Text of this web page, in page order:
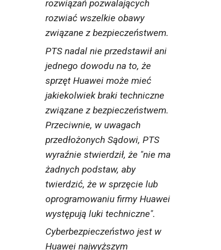
rozwiązań pozwalających
rozwiać wszelkie obawy
związane z bezpieczeństwem.
PTS nadal nie przedstawił ani
jednego dowodu na to, że
sprzęt Huawei może mieć
jakiekolwiek braki techniczne
związane z bezpieczeństwem.
Przeciwnie, w uwagach
przedłożonych Sądowi, PTS
wyraźnie stwierdził, że "nie ma
żadnych podstaw, aby
twierdzić, że w sprzęcie lub
oprogramowaniu firmy Huawei
występują luki techniczne".
Cyberbezpieczeństwo jest w
Huawei najwyższym